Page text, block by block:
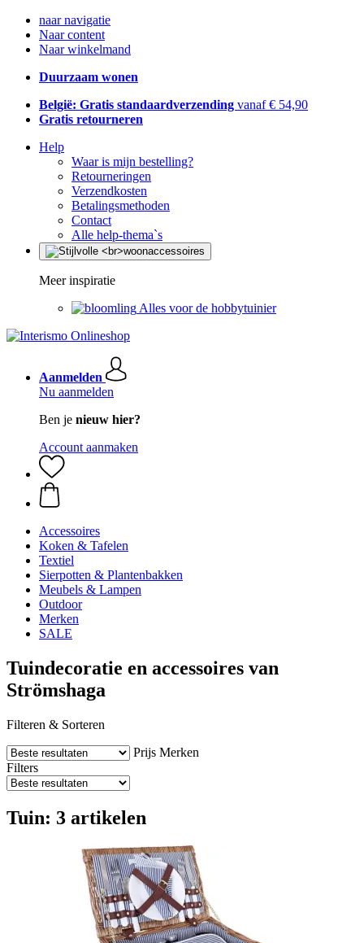
naar navigatie
Naar content
Naar winkelmand
Duurzaam wonen
België: Gratis standaardverzending vanaf € 54,90
Gratis retourneren
Help
Waar is mijn bestelling?
Retourneringen
Verzendkosten
Betalingsmethoden
Contact
Alle help-thema`s
Meer inspiratie
Alles voor de hobbytuinier
Aanmelden
Nu aanmelden
Ben je nieuw hier?
Account aanmaken
Accessoires
Koken & Tafelen
Textiel
Sierpotten & Plantenbakken
Meubels & Lampen
Outdoor
Merken
SALE
Tuindecoratie en accessoires van
Strömshaga
Filteren & Sorteren
Prijs Merken
Filters
Tuin: 3 artikelen